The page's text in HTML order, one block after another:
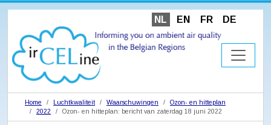
NL EN FR DE
Home Luchtkwaliteit Waarschuwingen
Ozon- en hitteplan
2022
Ozon- en hitteplan: bericht van zaterdag 18 juni 2022